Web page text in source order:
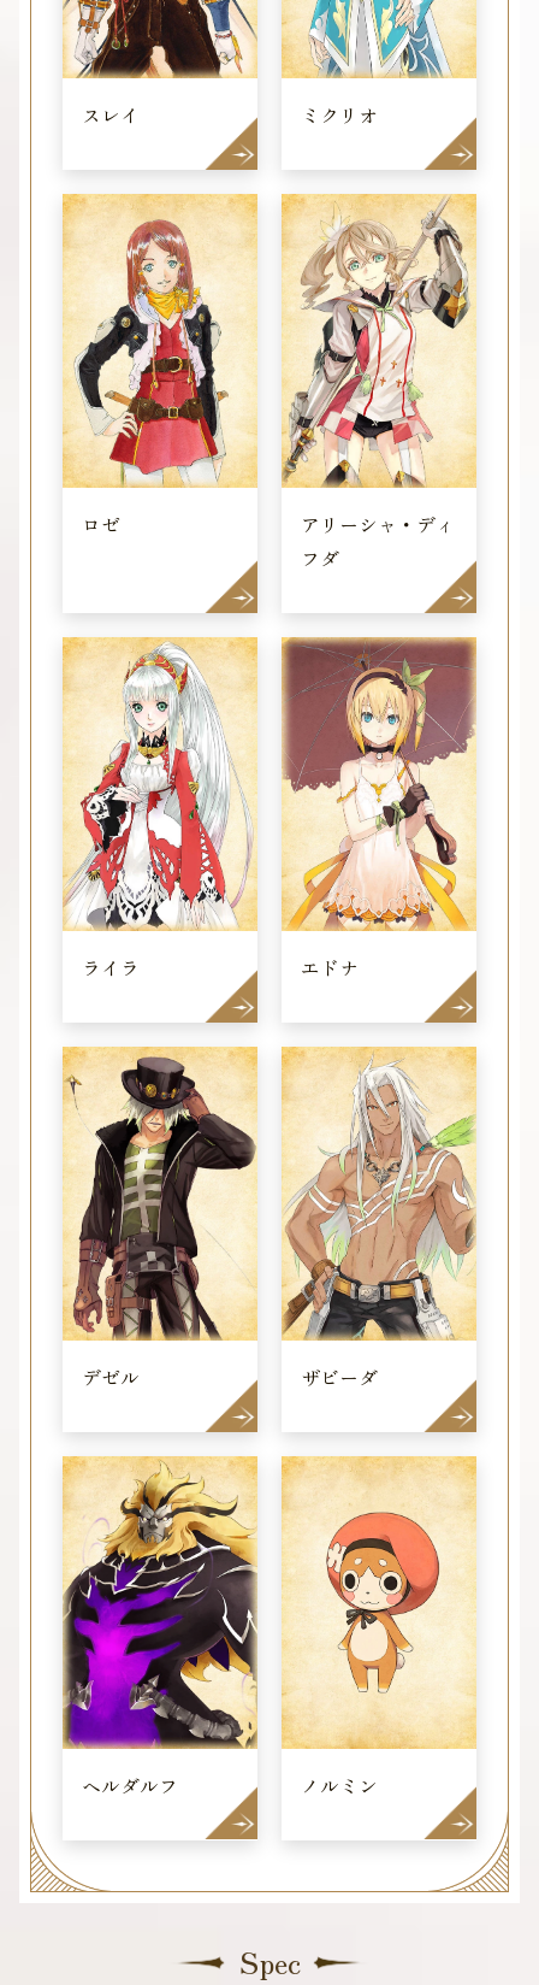
トピックス
スレイ ミクリオ
ロゼ
アリーシャ・ディ
フダ
ライラ エドナ
デゼル ザビーダ
ヘルダルフ ノルミン
Spec